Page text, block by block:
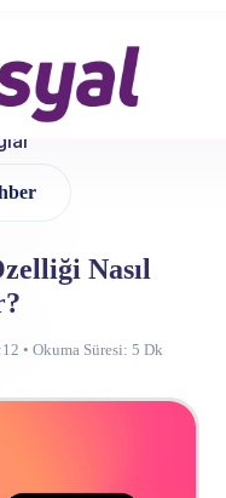
Sign up
Nasıl
• Okuma Süresi: 5 Dk